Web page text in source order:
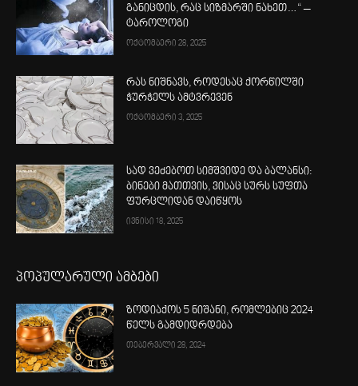
განიცდის, რაც სიზმარში ნახეთ…“ –
ტაროლოგი
ოქტომბერი 28, 2025
რას ნიშნავს, როდესაც ქორწილში
ჭურჭელს ამტვრევენ
ოქტომბერი 3, 2025
სად ვეძებოთ სიმშვიდე და ბალანსი:
ბინები მათთვის, ვისაც სურს სუფთა
ფურცლიდან დაიწყოს
ივნისი 18, 2025
პოპულარული ამბები
ზოდიაქოს 5 ნიშანი, რომლებიც 2024
წელს გამდიდრდება
თებერვალი 28, 2024